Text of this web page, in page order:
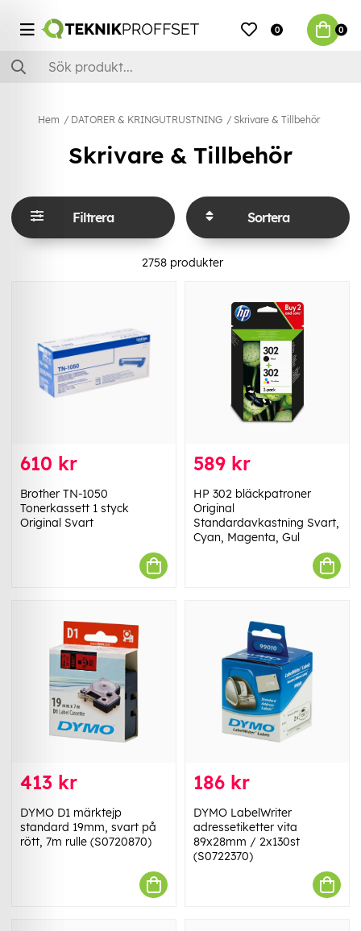
0 0
Hem DATORER & KRINGUTRUSTNING Skrivare & Tillbehör
Skrivare & Tillbehör
Filtrera Sortera
2758produkter
610 kr
Brother TN-1050
Tonerkassett 1 styck
Original Svart
589 kr
HP 302 bläckpatroner
Original
Standardavkastning Svart,
Cyan, Magenta, Gul
413 kr
DYMO D1 märktejp
standard 19mm, svart på
rött, 7m rulle (S0720870)
186 kr
DYMO LabelWriter
adressetiketter vita
89x28mm / 2x130st
(S0722370)